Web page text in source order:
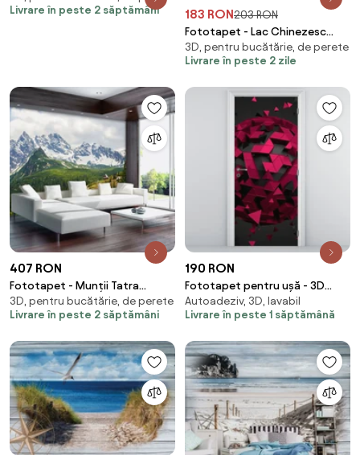
cm)
Livrare în peste 2 săptămâni
183 RON203 RON
Fototapet - Lac Chinezesc
(147x102 cm)
3D, pentru bucătărie, de perete
Livrare în peste 2 zile
407 RON
Fototapet - Munții Tatra
pitorești (254x184 cm)
3D, pentru bucătărie, de perete
Livrare în peste 2 săptămâni
190 RON
Fototapet pentru ușă - 3D
abstract (95x205cm)
Autoadeziv, 3D, lavabil
Livrare în peste 1 săptămână